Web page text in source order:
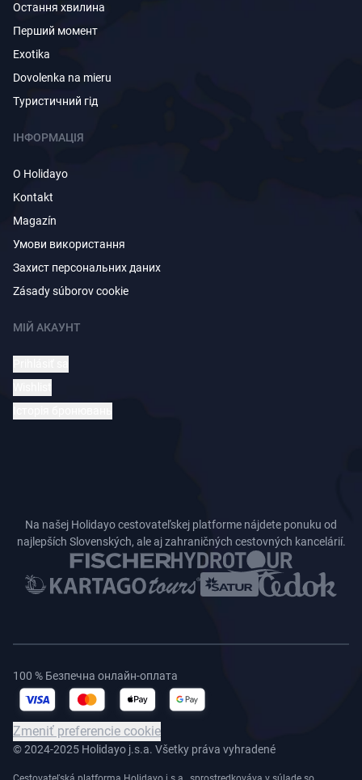
Остання хвилина
Перший момент
Exotika
Dovolenka na mieru
Туристичний гід
ІНФОРМАЦІЯ
O Holidayo
Kontakt
Magazín
Умови використання
Захист персональних даних
Zásady súborov cookie
МІЙ АКАУНТ
Na našej Holidayo cestovateľskej platforme nájdete ponuku od
najlepších Slovenských, ale aj zahraničných cestovných kancelárií.
© 2024-2025 Holidayo j.s.a. Všetky práva vyhradené
100 % Безпечна онлайн-оплата
Zmeniť preferencie cookie